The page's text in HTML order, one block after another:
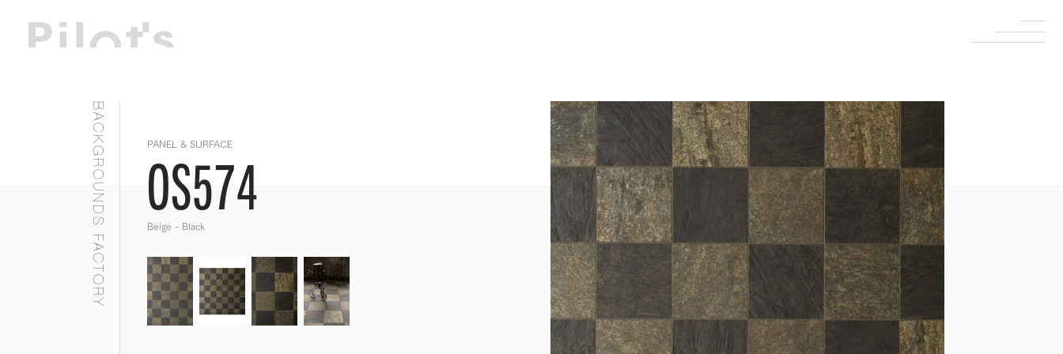
BACKGROUNDS FACTORY PANEL & SURFACE
OS574
Beige - Black